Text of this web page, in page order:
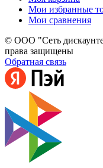
Мои избранные
Мои сравнения
© ООО "Сеть
права защищены
Обратная связь